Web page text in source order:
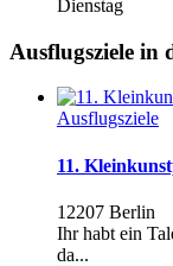
Dienstag
Ausflugsziele in
Ausflugsziele
11.
12207 Berlin
Ihr habt ein
da...